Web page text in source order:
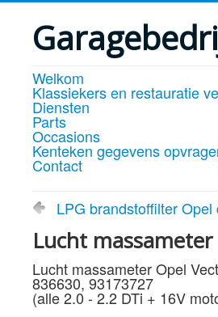
Welkom
Klassiekers en restauratie
Diensten
Parts
Occasions
Kenteken gegevens
Contact
LPG brandstoffilter
Lucht
Lucht massameter Opel
836630, 93173727
(alle 2.0 - 2.2 DTi + 16V